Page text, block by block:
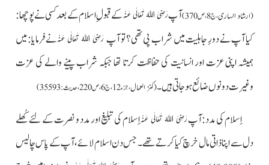
(ارشاد الساری،ج 8، ص370) آپرَضِیَ اللہُ تَعَالٰی عَنْہکے قبول ِاسلام کے بعد کسی نے پوچھا:
کیا آپ نے دورِ جاہلیت میں شراب پی تھی؟ تو آپ رَضِیَ اللہُ تَعَالٰی عَنْہنے فرمایا: میں
ہمیشہ اپنی عزت اور انسانیت کی حفاظت کرتا تھا جبکہ شراب پینے والے کی عزت
وغیرت دونوں ضائع ہوجاتی ہیں۔(کنز العمال، جزء 12،ج6، ص220، حدیث: 35593 )
اِسلام کی مدد:آپرَضِیَ اللہُ تَعَالٰی عَنْہاِسلام کی تبلیغ اور مدد و نصرت کے لئے کُھلے
دل سے اپنا ذاتی مال خرچ کیا کرتے تھے۔ جس دن اسلام لائے، آپ کے پاس چالیس